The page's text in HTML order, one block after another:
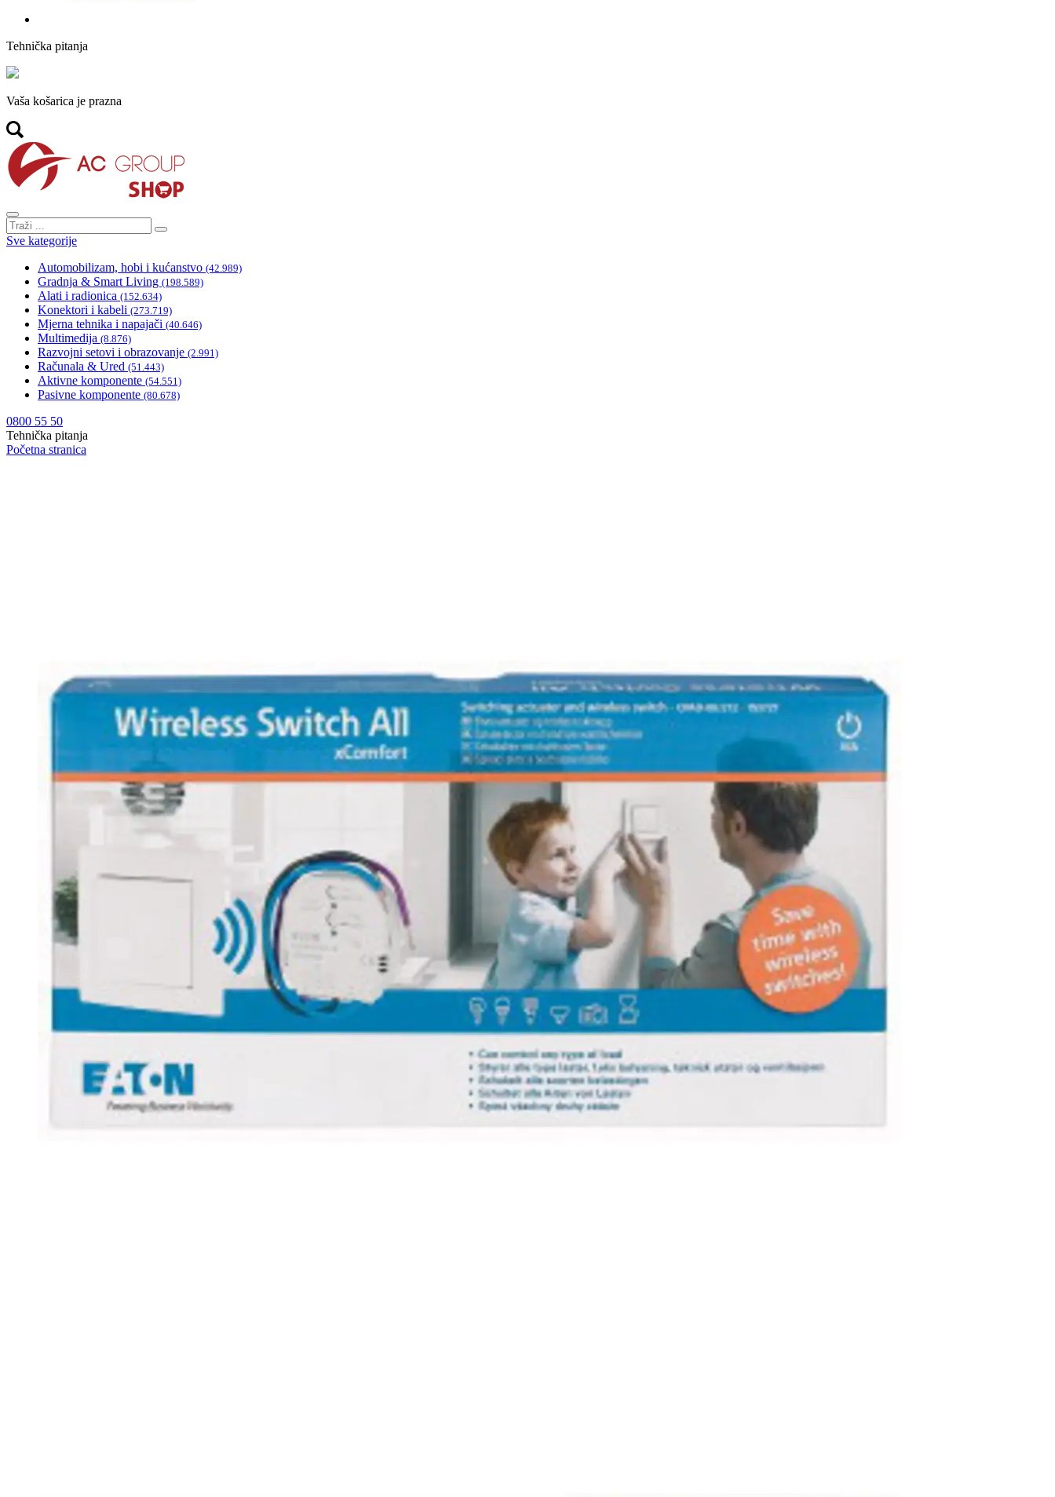
Tehnička pitanja
Vaša košarica je prazna
Sve kategorije
Automobilizam, hobi i kućanstvo (42.989)
Gradnja & Smart Living (198.589)
Alati i radionica (152.634)
Konektori i kabeli (273.719)
Mjerna tehnika i napajači (40.646)
Multimedija (8.876)
Razvojni setovi i obrazovanje (2.991)
Računala & Ured (51.443)
Aktivne komponente (54.551)
Pasivne komponente (80.678)
0800 55 50
Tehnička pitanja
Početna stranica